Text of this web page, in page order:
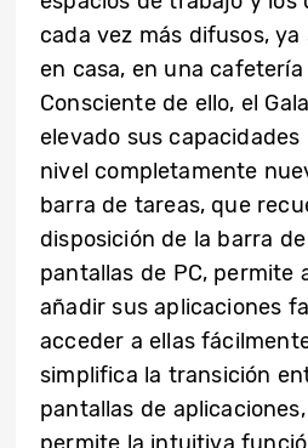
cada vez más difusos,
en casa, en una
Consciente de ello, el
elevado sus
nivel completamente
barra de tareas, que
disposición de la barra
pantallas de PC, permite
añadir sus aplicaciones
acceder a ellas
simplifica la transición
pantallas de